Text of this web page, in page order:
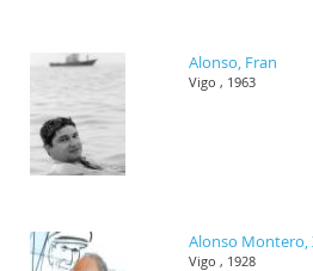
Alonso, Fran
Vigo , 1963
Alonso Montero,
Vigo , 1928